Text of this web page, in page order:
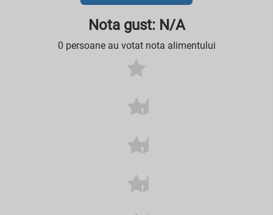
Nota gust: N/A
0 persoane au votat nota alimentului